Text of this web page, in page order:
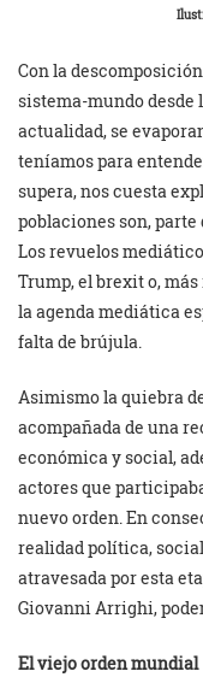
Con la
sistema-mundo desde
actualidad, se
teníamos para
supera, nos cuesta
poblaciones son,
Los revuelos
Trump, el brexit o,
la agenda mediática
falta de brújula.
Asimismo la quiebra
acompañada de una
económica y social,
actores que
nuevo orden. En
realidad política,
atravesada por esta
Giovanni Arrighi,
El viejo orden mundial